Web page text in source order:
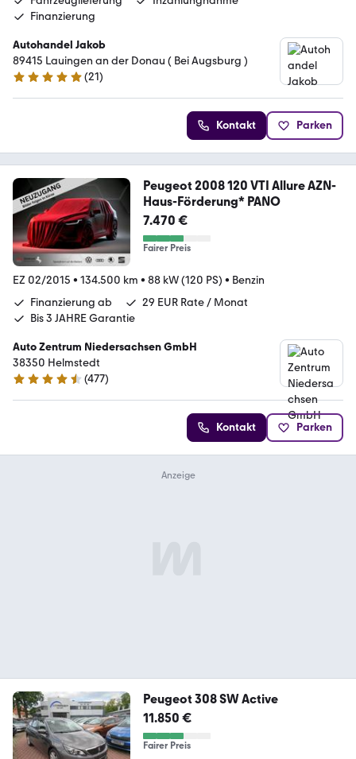
Finanzierung
Autohandel Jakob
89415 Lauingen an der Donau ( Bei Augsburg )
4.8 Sterne
(21)
Kontakt Parken
Peugeot 2008 120 VTI Allure AZN-
Haus-Förderung* PANO
7.470 €
Fairer Preis
EZ 02/2015 • 134.500 km • 88 kW (120 PS) • Benzin
Finanzierung ab
29 EUR Rate / Monat
Bis 3 JAHRE Garantie
Auto Zentrum Niedersachsen GmbH
38350 Helmstedt
4.5 Sterne
(477)
Kontakt Parken
Peugeot 308 SW Active
11.850 €
Fairer Preis